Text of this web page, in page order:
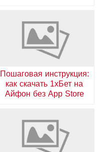
Пошаговая инструкция:
как скачать 1хБет на
Айфон без App Store